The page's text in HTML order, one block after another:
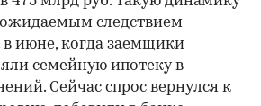
ожидаемым следствием
в июне, когда заемщики
семейную ипотеку в
Сейчас спрос вернулся к